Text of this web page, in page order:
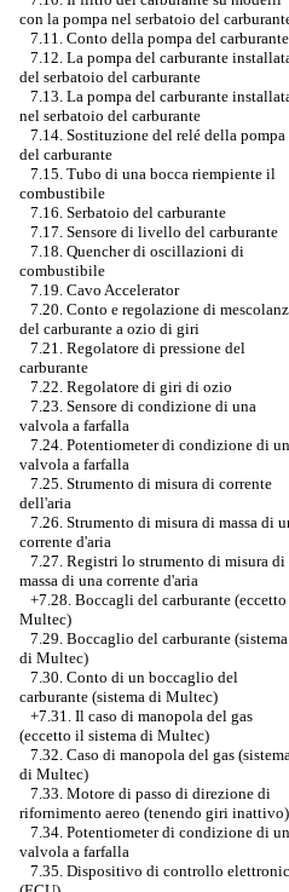
con la pompa nel serbatoio del
7.11. Conto della pompa del carburante
7.12. La pompa del carburante
del serbatoio del carburante
7.13. La pompa del carburante
nel serbatoio del carburante
7.14. Sostituzione del relé della pompa
del carburante
7.15. Tubo di una bocca riempiente il
combustibile
7.16. Serbatoio del carburante
7.17. Sensore di livello del carburante
7.18. Quencher di oscillazioni di
combustibile
7.19. Cavo Accelerator
7.20. Conto e regolazione di
del carburante a ozio di giri
7.21. Regolatore di pressione del
carburante
7.22. Regolatore di giri di ozio
7.23. Sensore di condizione di una
valvola a farfalla
7.24. Potentiometer di condizione di
valvola a farfalla
7.25. Strumento di misura di corrente
dell'aria
7.26. Strumento di misura di massa di
corrente d'aria
7.27. Registri lo strumento di misura di
massa di una corrente d'aria
+7.28. Boccagli del carburante (eccetto
Multec)
7.29. Boccaglio del carburante (sistema
di Multec)
7.30. Conto di un boccaglio del
carburante (sistema di Multec)
+7.31. Il caso di manopola del gas
(eccetto il sistema di Multec)
7.32. Caso di manopola del gas
di Multec)
7.33. Motore di passo di direzione di
rifornimento aereo (tenendo giri inattivo)
7.34. Potentiometer di condizione di
valvola a farfalla
7.35. Dispositivo di controllo